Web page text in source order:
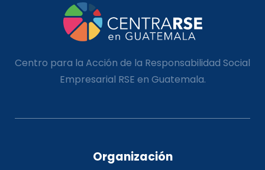
Centro para la Acción de la Responsabilidad Social
Empresarial RSE en Guatemala.
Organización